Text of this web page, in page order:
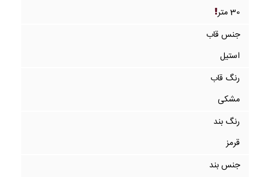
30 متر
جنس قاب
استیل
رنگ قاب
مشکی
رنگ بند
قرمز
جنس بند